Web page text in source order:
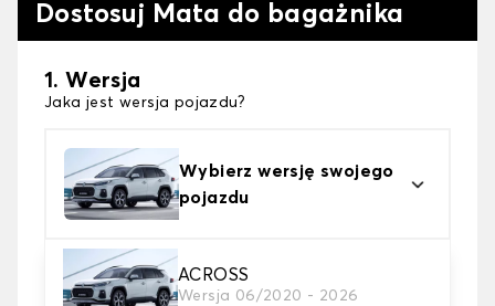
Dostosuj Mata do bagażnika
1. Wersja
Jaka jest wersja pojazdu?
Wybierz wersję swojego
pojazdu
ACROSS
Wersja 06/2020 - 2026
2. Materiał